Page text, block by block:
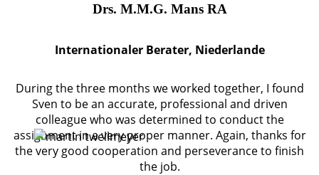
Drs. M.M.G. Mans RA
Internationaler Berater, Niederlande
During the three months we worked together, I found
Sven to be an accurate, professional and driven
colleague who was determined to conduct the
assignment in a very proper manner. Again, thanks for
the very good cooperation and perseverance to finish
the job.